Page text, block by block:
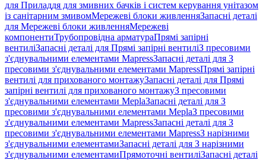
для Приладдя для змивних бачків і систем керування унітазом
із санітарним змивомМережеві блоки живленняЗапасні деталі
для Мережеві блоки живленняМережеві
компонентиТрубопровідна арматураПрямі запірні
вентиліЗапасні деталі для Прямі запірні вентиліЗ пресовими
з'єднувальними елементами MapressЗапасні деталі для З
пресовими з'єднувальними елементами MapressПрямі запірні
вентилі для прихованого монтажуЗапасні деталі для Прямі
запірні вентилі для прихованого монтажуЗ пресовими
з'єднувальними елементами MeplaЗапасні деталі для З
пресовими з'єднувальними елементами MeplaЗ пресовими
з'єднувальними елементами MapressЗапасні деталі для З
пресовими з'єднувальними елементами MapressЗ нарізними
з'єднувальними елементамиЗапасні деталі для З нарізними
з'єднувальними елементамиПрямоточні вентиліЗапасні деталі